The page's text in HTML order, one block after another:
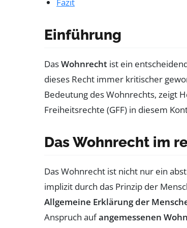
Fazit
Einführung
DasWohnrecht ist ein
dieses Recht immer kritischer
Bedeutung des Wohnrechts, zeigt
Freiheitsrechte (GFF) in diesem
Das Wohnrecht im
Das Wohnrecht ist nicht nur ein
implizit durch das Prinzip der
Allgemeine Erklärung der
Anspruch aufangemessenen